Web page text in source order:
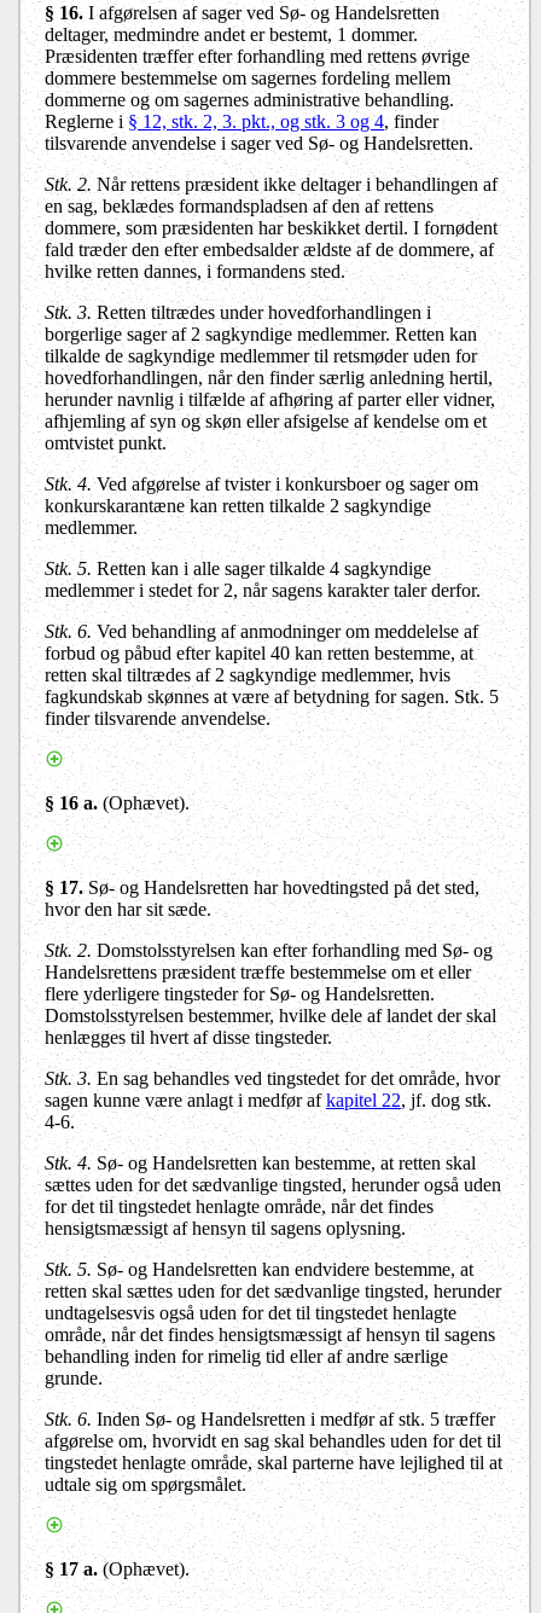
§ 16. I afgørelsen af sager ved Sø- og Handelsretten
deltager, medmindre andet er bestemt, 1 dommer.
Præsidenten træffer efter forhandling med rettens øvrige
dommere bestemmelse om sagernes fordeling mellem
dommerne og om sagernes administrative behandling.
Reglerne i§ 12, stk. 2, 3. pkt., og stk. 3 og 4, finder
tilsvarende anvendelse i sager ved Sø- og Handelsretten.
Stk. 2. Når rettens præsident ikke deltager i behandlingen af
en sag, beklædes formandspladsen af den af rettens
dommere, som præsidenten har beskikket dertil. I fornødent
fald træder den efter embedsalder ældste af de dommere, af
hvilke retten dannes, i formandens sted.
Stk. 3. Retten tiltrædes under hovedforhandlingen i
borgerlige sager af 2 sagkyndige medlemmer. Retten kan
tilkalde de sagkyndige medlemmer til retsmøder uden for
hovedforhandlingen, når den finder særlig anledning hertil,
herunder navnlig i tilfælde af afhøring af parter eller vidner,
afhjemling af syn og skøn eller afsigelse af kendelse om et
omtvistet punkt.
Stk. 4. Ved afgørelse af tvister i konkursboerog sager om
konkurskarantænekan retten tilkalde 2 sagkyndige
medlemmer.
Stk. 5. Retten kan i alle sager tilkalde 4 sagkyndige
medlemmer i stedet for 2, når sagens karakter taler derfor.
Stk. 6. Ved behandling af anmodninger om meddelelse af
forbud og påbud efter kapitel 40 kan retten bestemme, at
retten skal tiltrædes af 2 sagkyndige medlemmer, hvis
fagkundskab skønnes at være af betydning for sagen. Stk. 5
finder tilsvarende anvendelse.
§ 16 a.(Ophævet).
§ 17.Sø- og Handelsretten har hovedtingsted på det sted,
hvor den har sit sæde.
Stk. 2. Domstolsstyrelsen kan efter forhandling med Sø- og
Handelsrettens præsident træffe bestemmelse om et eller
flere yderligere tingsteder for Sø- og Handelsretten.
Domstolsstyrelsen bestemmer, hvilke dele af landet der skal
henlægges til hvert af disse tingsteder.
Stk. 3. En sag behandles ved tingstedet for det område, hvor
sagen kunne være anlagt i medfør afkapitel 22, jf. dog stk.
4-6.
Stk. 4. Sø- og Handelsretten kan bestemme, at retten skal
sættes uden for det sædvanlige tingsted, herunder også uden
for det til tingstedet henlagte område, når det findes
hensigtsmæssigt af hensyn til sagens oplysning.
Stk. 5. Sø- og Handelsretten kan endvidere bestemme, at
retten skal sættes uden for det sædvanlige tingsted, herunder
undtagelsesvis også uden for det til tingstedet henlagte
område, når det findes hensigtsmæssigt af hensyn til sagens
behandling inden for rimelig tid eller af andre særlige
grunde.
Stk. 6. Inden Sø- og Handelsretten i medfør af stk. 5 træffer
afgørelse om, hvorvidt en sag skal behandles uden for det til
tingstedet henlagte område, skal parterne have lejlighed til at
udtale sig om spørgsmålet.
§ 17 a.(Ophævet).